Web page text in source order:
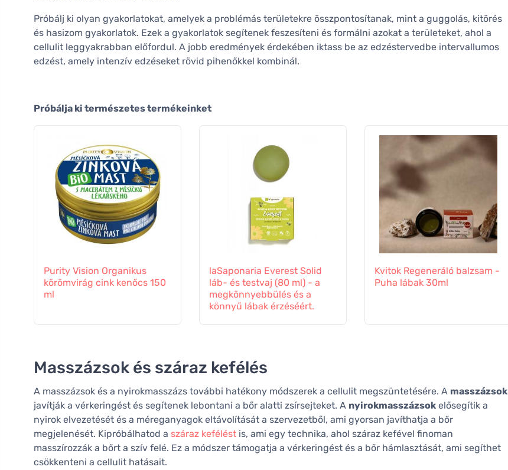
Próbálj ki olyan gyakorlatokat, amelyek a problémás területekre összpontosítanak, mint a guggolás, kitörés
és hasizom gyakorlatok. Ezek a gyakorlatok segítenek feszesíteni és formálni azokat a területeket, ahol a
cellulit leggyakrabban előfordul. A jobb eredmények érdekében iktass be az edzéstervedbe intervallumos
edzést, amely intenzív edzéseket rövid pihenőkkel kombinál.
Próbálja ki természetes termékeinket
Purity Vision Organikus
körömvirág cink kenőcs 150
ml
laSaponaria Everest Solid
láb- és testvaj (80 ml) - a
megkönnyebbülés és a
könnyű lábak érzéséért.
Kvitok Regeneráló balzsam -
Puha lábak 30ml
Masszázsok és száraz kefélés
A masszázsok és a nyirokmasszázs további hatékony módszerek a cellulit megszüntetésére. A masszázsok
javítják a vérkeringést és segítenek lebontani a bőr alatti zsírsejteket. A nyirokmasszázsok elősegítik a
nyirok elvezetését és a méreganyagok eltávolítását a szervezetből, ami gyorsan javíthatja a bőr
megjelenését. Kipróbálhatod a száraz kefélést is, ami egy technika, ahol száraz kefével finoman
masszírozzák a bőrt a szív felé. Ez a módszer támogatja a vérkeringést és a bőr hámlasztását, ami segíthet
csökkenteni a cellulit hatásait.